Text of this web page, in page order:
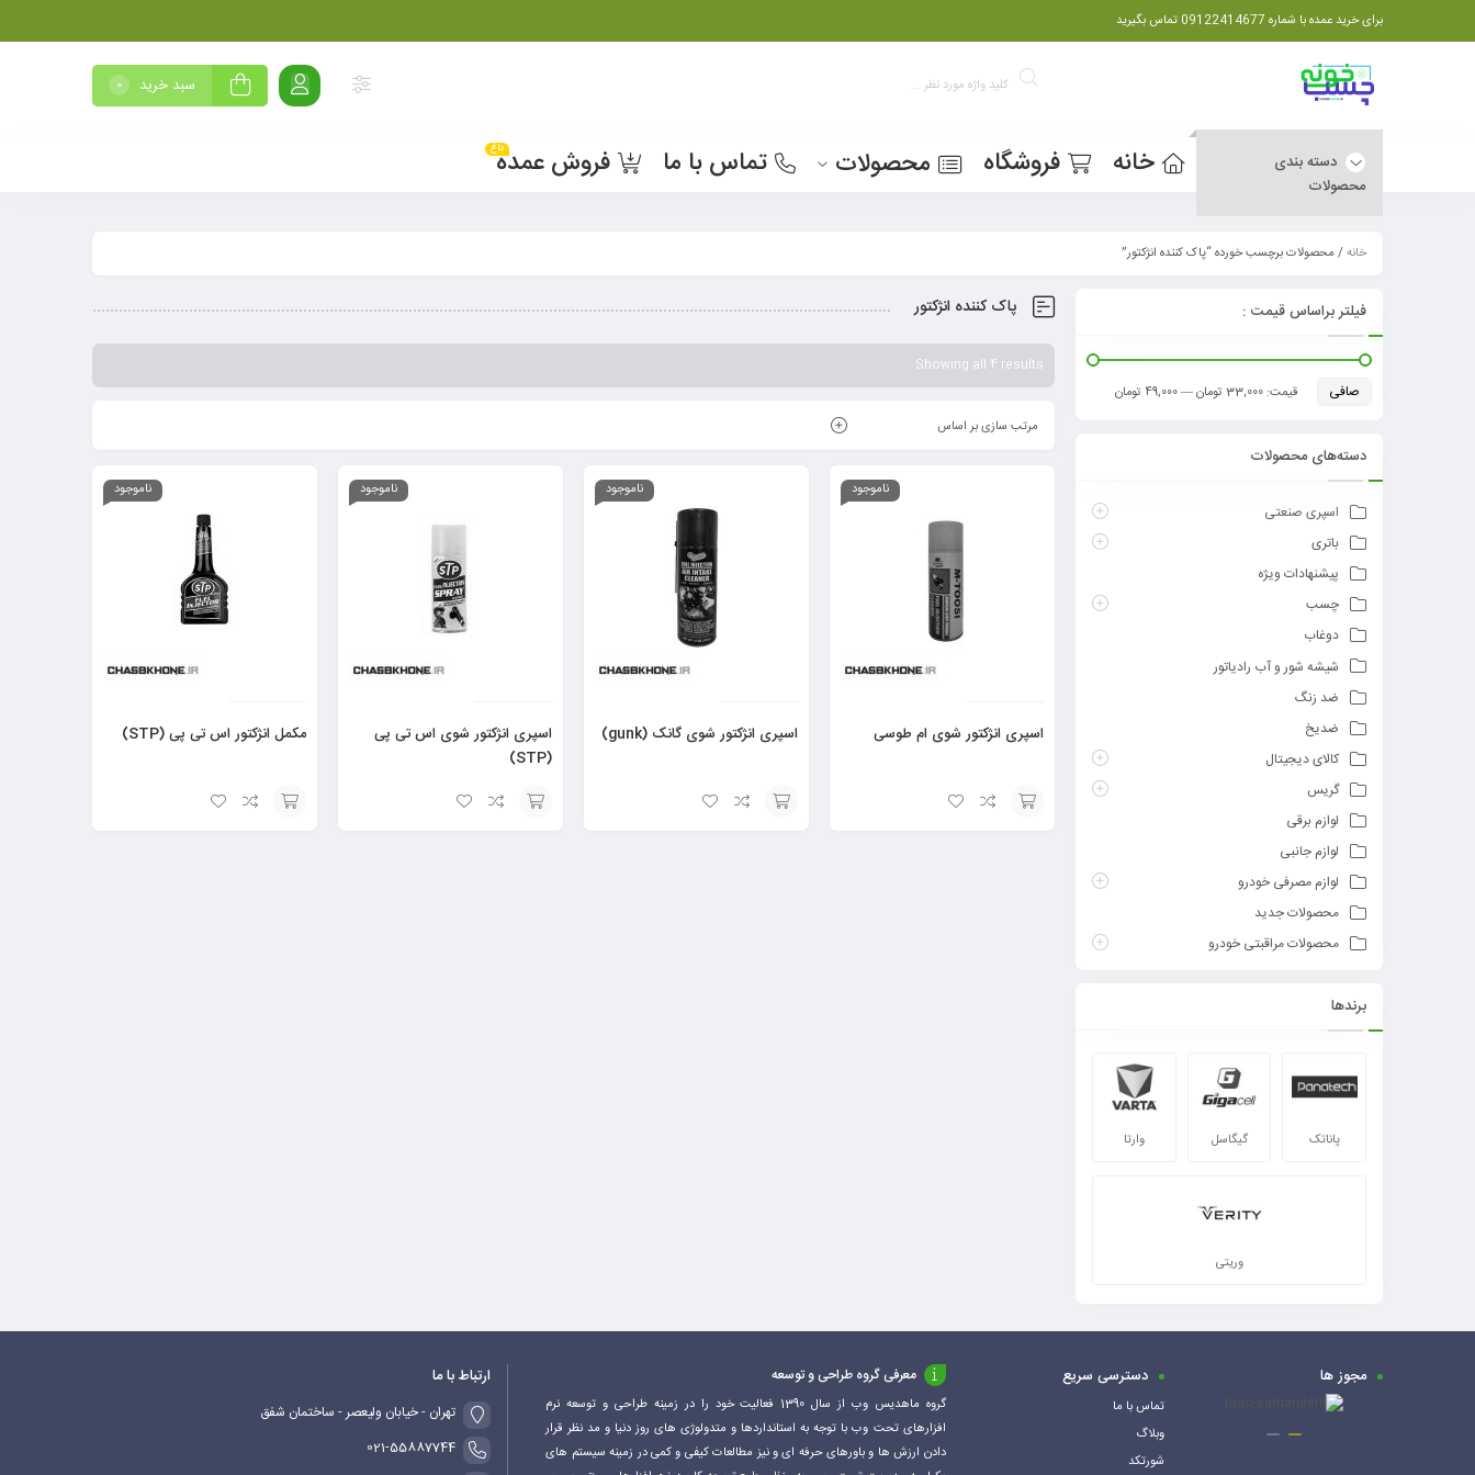
برای خرید عمده با شماره 09122414677 تماس بگیرید
سبد خرید 0
دسته بندی
محصولات
خانه فروشگاه محصولات تماس با ما فروش عمدهداغ
خانه/ محصولات برچسب خورده “پاک کننده انژکتور”
پاک کننده انژکتور
Showing all 4 results
مرتب سازی بر اساس
ناموجود
اسپری انژکتور شوی ام طوسی
ناموجود
اسپری انژکتور شوی گانک (gunk)
ناموجود
اسپری انژکتور شوی اس تی پی
(STP)
ناموجود
مکمل انژکتور اس تی پی (STP)
فیلتر براساس قیمت :
صافی قيمت: 33,000 تومان —49,000 تومان
دسته‌های محصولات
اسپری صنعتی
باتری
پیشنهادات ویژه
چسب
دوغاب
شیشه شور و آب رادیاتور
ضد زنگ
ضدیخ
کالای دیجیتال
گریس
لوازم برقی
لوازم جانبی
لوازم مصرفی خودرو
محصولات جدید
محصولات مراقبتی خودرو
برندها
پاناتک گیگاسل وارتا
وریتی
مجوز ها دسترسی سریع
تماس با ما
وبلاگ
شورتکد
معرفی گروه طراحی و توسعه
گروه ماهدیس وب از سال 1390 فعالیت خود را در زمینه طراحی و توسعه نرم
افزارهای تحت وب با توجه به استانداردها و متدولوژی های روز دنیا و مد نظر قرار
دادن ارزش ها و باورهای حرفه ای و نیز مطالعات کیفی و کمی در زمینه سیستم های
ارتباط با ما
تهران - خیابان ولیعصر - ساختمان شفق
021-55887744